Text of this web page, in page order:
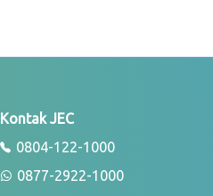
Kontak JEC
0804-122-1000
0877-2922-1000